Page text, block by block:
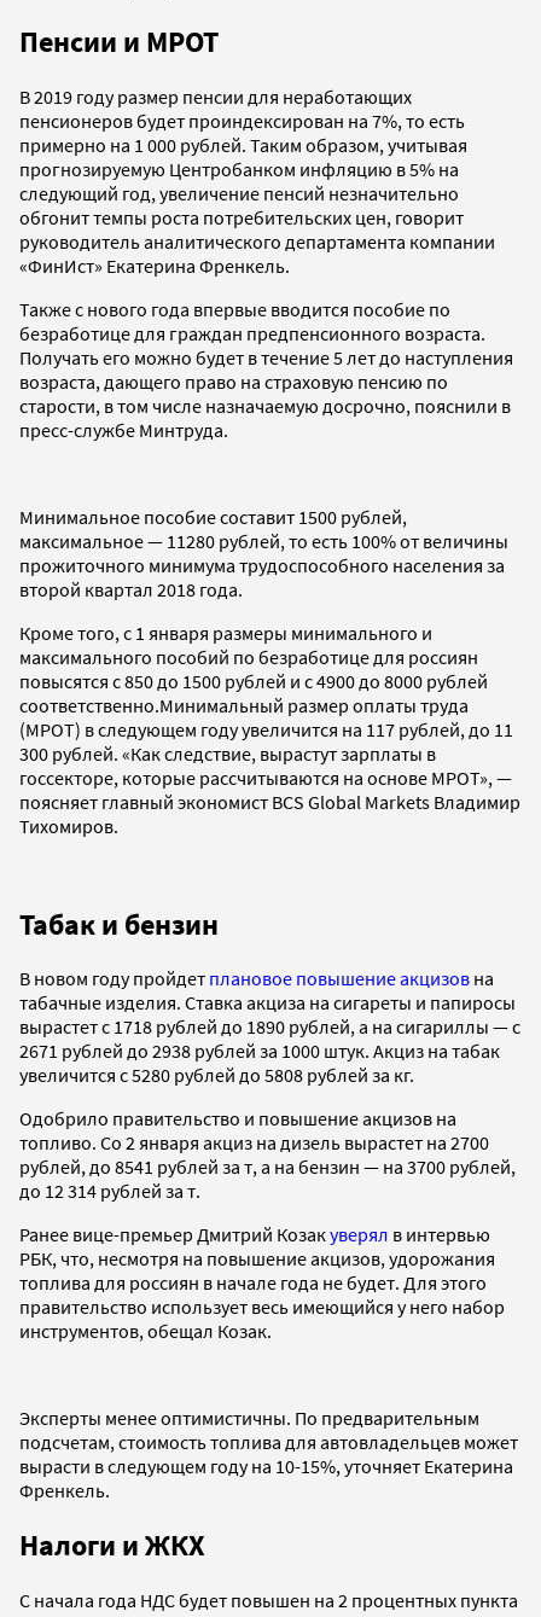
Пенсии и МРОТ
В 2019 году размер пенсии для неработающих
пенсионеров будет проиндексирован на 7%, то есть
примерно на 1 000 рублей. Таким образом, учитывая
прогнозируемую Центробанком инфляцию в 5% на
следующий год, увеличение пенсий незначительно
обгонит темпы роста потребительских цен, говорит
руководитель аналитического департамента компании
«ФинИст» Екатерина Френкель.
Также с нового года впервые вводится пособие по
безработице для граждан предпенсионного возраста.
Получать его можно будет в течение 5 лет до наступления
возраста, дающего право на страховую пенсию по
старости, в том числе назначаемую досрочно, пояснили в
пресс-службе Минтруда.
Минимальное пособие составит 1500 рублей,
максимальное — 11280 рублей, то есть 100% от величины
прожиточного минимума трудоспособного населения за
второй квартал 2018 года.
Кроме того, с 1 января размеры минимального и
максимального пособий по безработице для россиян
повысятся с 850 до 1500 рублей и с 4900 до 8000 рублей
соответственно.Минимальный размер оплаты труда
(МРОТ) в следующем году увеличится на 117 рублей, до 11
300 рублей. «Как следствие, вырастут зарплаты в
госсекторе, которые рассчитываются на основе МРОТ», —
поясняет главный экономист BCS Global Markets Владимир
Тихомиров.
Табак и бензин
В новом году пройдет плановое повышение акцизов на
табачные изделия. Ставка акциза на сигареты и папиросы
вырастет с 1718 рублей до 1890 рублей, а на сигариллы — с
2671 рублей до 2938 рублей за 1000 штук. Акциз на табак
увеличится с 5280 рублей до 5808 рублей за кг.
Одобрило правительство и повышение акцизов на
топливо. Со 2 января акциз на дизель вырастет на 2700
рублей, до 8541 рублей за т, а на бензин — на 3700 рублей,
до 12 314 рублей за т.
Ранее вице-премьер Дмитрий Козакуверял в интервью
РБК, что, несмотря на повышение акцизов, удорожания
топлива для россиян в начале года не будет. Для этого
правительство использует весь имеющийся у него набор
инструментов, обещал Козак.
Эксперты менее оптимистичны. По предварительным
подсчетам, стоимость топлива для автовладельцев может
вырасти в следующем году на 10-15%, уточняет Екатерина
Френкель.
Налоги и ЖКХ
С начала года НДС будет повышен на 2 процентных пункта